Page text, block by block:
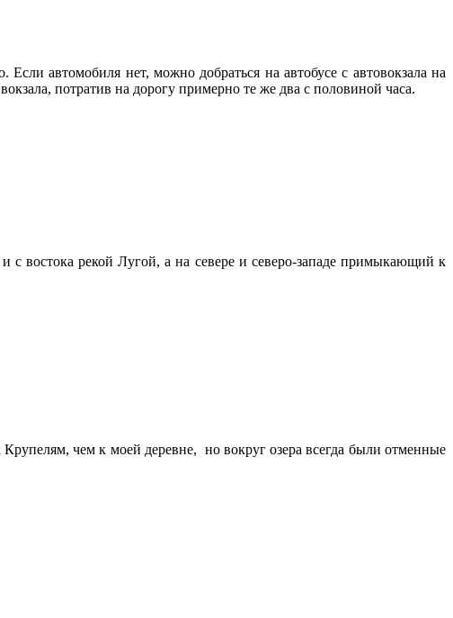
автомобиля нет, можно добраться на автобусе с автовокзала на
потратив на дорогу примерно те же два с половиной часа.
востока рекой Лугой, а на севере и северо-западе примыкающий к
чем к моей деревне, но вокруг озера всегда были отменные